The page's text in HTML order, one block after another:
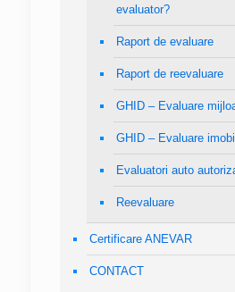
evaluator?
Raport de evaluare
Raport de reevaluare
GHID – Evaluare
GHID – Evaluare
Evaluatori auto
Reevaluare
Certificare ANEVAR
CONTACT